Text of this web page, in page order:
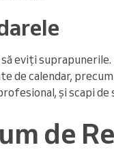
eviți
calendar,
și scapi
de